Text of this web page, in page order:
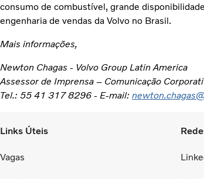
consumo de combustível, grande
engenharia de vendas da Volvo no Brasil.
Mais informações,
Newton Chagas - Volvo Group Latin America
Assessor de Imprensa – Comunicação
Tel.: 55 41 317 8296 - E-mail:
Links Úteis
Vagas